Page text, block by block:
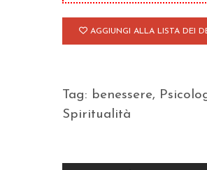
AGGIUNGI ALLA LISTA DEI
Tag: benessere,
Spiritualità